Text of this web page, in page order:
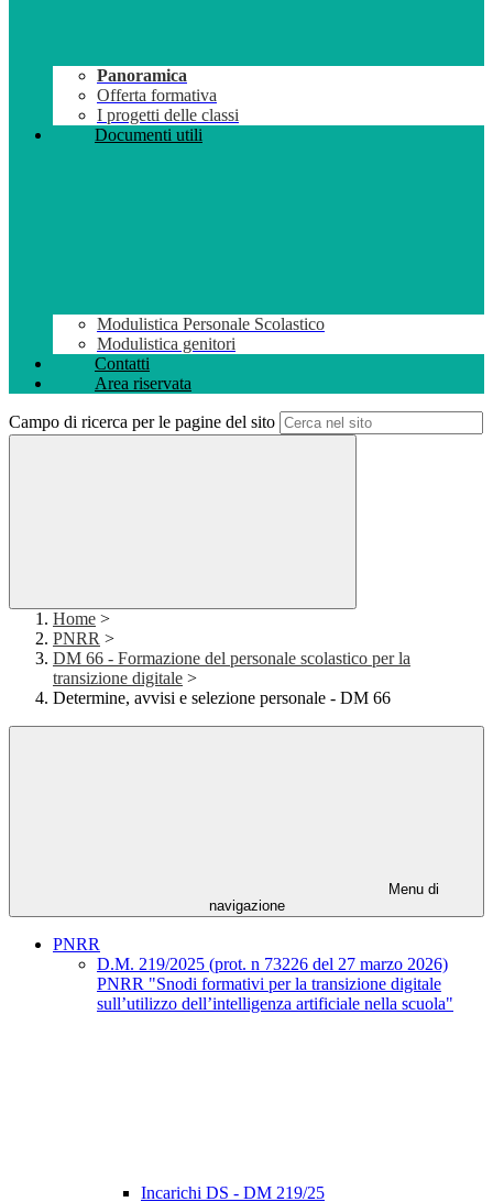
Panoramica
Offerta formativa
I progetti delle classi
Documenti utili
Modulistica Personale Scolastico
Modulistica genitori
Contatti
Area riservata
Campo di ricerca per le pagine del sito
Home >
PNRR >
DM 66 - Formazione del personale scolastico per la
transizione digitale >
Determine, avvisi e selezione personale - DM 66
Menu di
navigazione
PNRR
D.M. 219/2025 (prot. n 73226 del 27 marzo 2026)
PNRR "Snodi formativi per la transizione digitale
sull’utilizzo dell’intelligenza artificiale nella scuola"
Incarichi DS - DM 219/25